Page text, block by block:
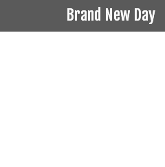
Brand New Day